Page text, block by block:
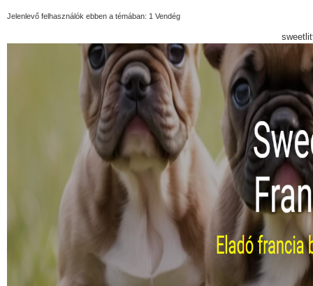
Jelenlevő felhasználók ebben a témában: 1 Vendég